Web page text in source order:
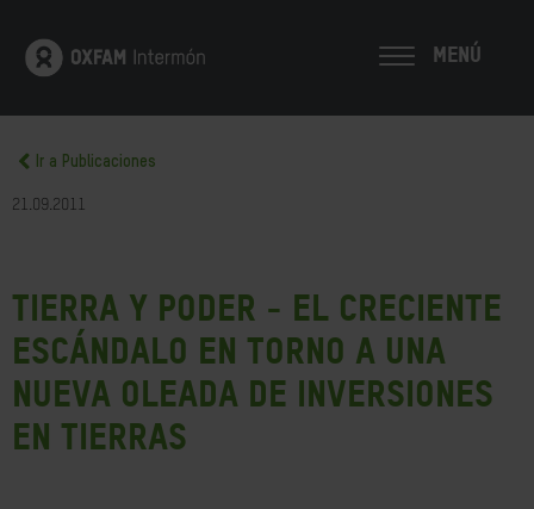
MENÚ
Ir a Publicaciones
21.09.2011
Tierra y poder - El creciente
escándalo en torno a una
nueva oleada de inversiones
en tierras